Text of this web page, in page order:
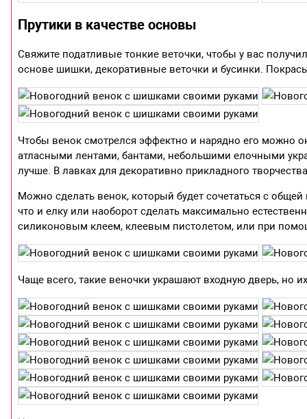
Прутики в качестве основы
Свяжите податливые тонкие веточки, чтобы у вас
основе шишки, декоративные веточки и бусинки.
Чтобы венок смотрелся эффектно и нарядно его можно
атласными лентами, бантами, небольшими елочными
лучше. В лавках для декоративно прикладного
Можно сделать венок, который будет сочетаться с
что и елку или наоборот сделать максимально
силиконовым клеем, клеевым пистолетом, или при
Чаще всего, такие веночки украшают входную дверь, но